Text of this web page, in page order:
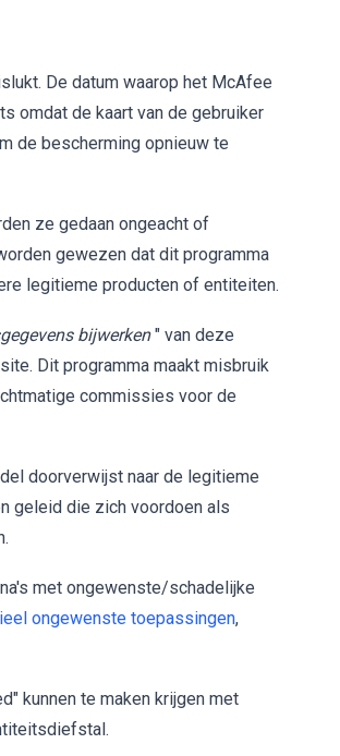
De datum waarop het McAfee
omdat de kaart van de gebruiker
de bescherming opnieuw te
ze gedaan ongeacht of
gewezen dat dit programma
legitieme producten of entiteiten.
bijwerken " van deze
Dit programma maakt misbruik
commissies voor de
doorverwijst naar de legitieme
geleid die zich voordoen als
met ongewenste/schadelijke
ongewenste toepassingen,
kunnen te maken krijgen met